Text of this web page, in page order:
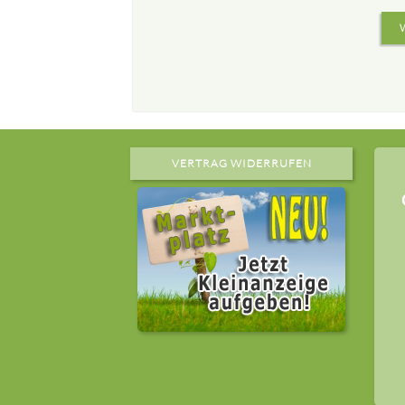
VERTRAG WIDERRUFEN